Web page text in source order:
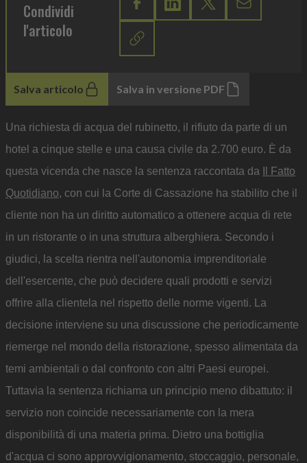
Condividi
l'articolo
Salva articolo Salva in versione PDF
Una richiesta di acqua del rubinetto, il rifiuto da parte di un
hotel a cinque stelle e una causa civile da 2.700 euro. È da
questa vicenda che nasce la sentenza raccontata da
Il Fatto
Quotidiano, con cui la Corte di Cassazione ha stabilito che il
cliente non ha un diritto automatico a ottenere acqua di rete
in un ristorante o in una struttura alberghiera. Secondo i
giudici, la scelta rientra nell'autonomia imprenditoriale
dell'esercente, che può decidere quali prodotti e servizi
offrire alla clientela nel rispetto delle norme vigenti. La
decisione interviene su una discussione che periodicamente
riemerge nel mondo della ristorazione, spesso alimentata da
temi ambientali o dal confronto con altri Paesi europei.
Tuttavia la sentenza richiama un principio meno dibattuto: il
servizio non coincide necessariamente con la mera
disponibilità di una materia prima. Dietro una bottiglia
d'acqua ci sono approvvigionamento, stoccaggio, personale,